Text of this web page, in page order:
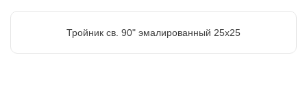
Тройник св. 90" эмалированный 25х25